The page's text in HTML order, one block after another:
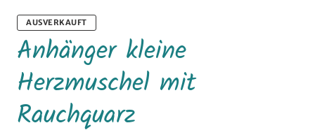
AUSVERKAUFT
Anhänger kleine
Herzmuschel mit
Rauchquarz